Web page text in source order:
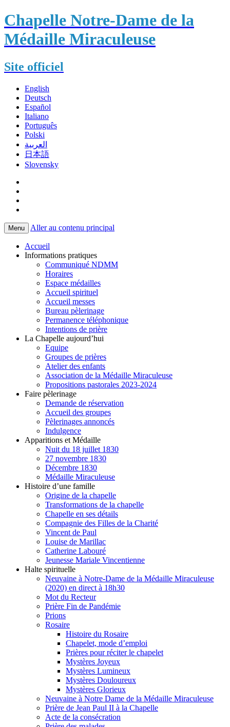
Chapelle Notre-Dame de la
Médaille Miraculeuse
Site officiel
English
Deutsch
Español
Italiano
Português
Polski
العربية
日本語
Slovensky
Menu Aller au contenu principal
Accueil
Informations pratiques
Communiqué NDMM
Horaires
Espace médailles
Accueil spirituel
Accueil messes
Bureau pèlerinage
Permanence téléphonique
Intentions de prière
La Chapelle aujourd’hui
Equipe
Groupes de prières
Atelier des enfants
Association de la Médaille Miraculeuse
Propositions pastorales 2023-2024
Faire pèlerinage
Demande de réservation
Accueil des groupes
Pèlerinages annoncés
Indulgence
Apparitions et Médaille
Nuit du 18 juillet 1830
27 novembre 1830
Décembre 1830
Médaille Miraculeuse
Histoire d’une famille
Origine de la chapelle
Transformations de la chapelle
Chapelle en ses détails
Compagnie des Filles de la Charité
Vincent de Paul
Louise de Marillac
Catherine Labouré
Jeunesse Mariale Vincentienne
Halte spirituelle
Neuvaine à Notre-Dame de la Médaille Miraculeuse
(2020) en direct à 18h30
Mot du Recteur
Prière Fin de Pandémie
Prions
Rosaire
Histoire du Rosaire
Chapelet, mode d’emploi
Prières pour réciter le chapelet
Mystères Joyeux
Mystères Lumineux
Mystères Douloureux
Mystères Glorieux
Neuvaine à Notre Dame de la Médaille Miraculeuse
Prière de Jean Paul II à la Chapelle
Acte de la consécration